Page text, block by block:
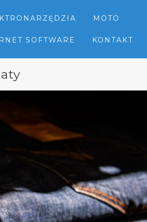
MOTO
SOFTWARE KONTAKT